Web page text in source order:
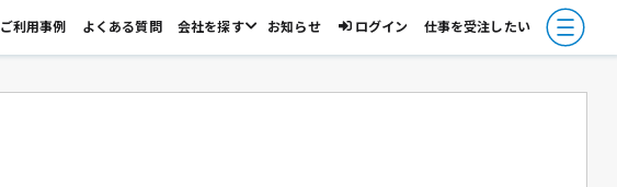
ご利用事例 よくある質問 会社を探す お知らせ ログイン 仕事を受注したい